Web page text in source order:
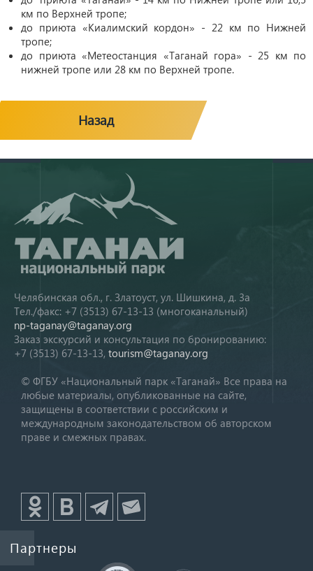
км по Верхней тропе;
до приюта «Киалимский кордон» - 22 км по Нижней
тропе;
до приюта «Метеостанция «Таганай гора» - 25 км по
нижней тропе или 28 км по Верхней тропе.
Назад
Челябинская обл., г. Златоуст, ул. Шишкина, д. 3а
Тел./факс: +7 (3513) 67-13-13 (многоканальный)
np-taganay@taganay.org
Заказ экскурсий и консультация по бронированию:
+7 (3513) 67-13-13, tourism@taganay.org
© ФГБУ «Национальный парк «Таганай» Все права на
любые материалы, опубликованные на сайте,
защищены в соответствии с российским и
международным законодательством об авторском
праве и смежных правах.
Партнеры